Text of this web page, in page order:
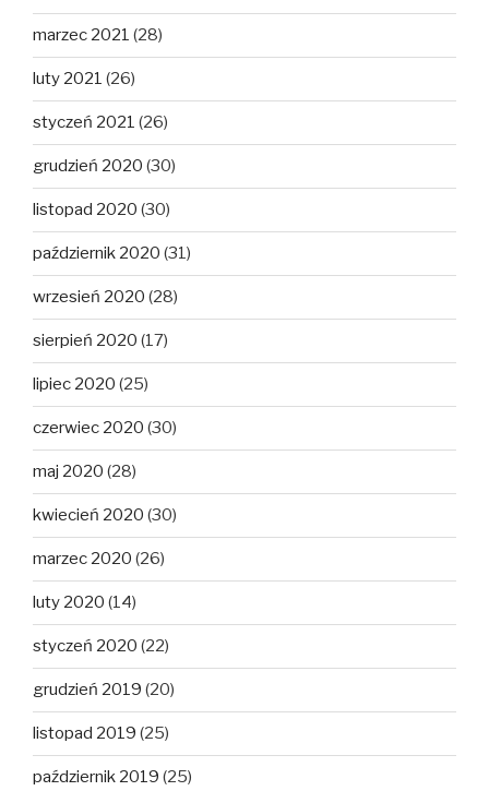
marzec 2021 (28)
luty 2021 (26)
styczeń 2021 (26)
grudzień 2020 (30)
listopad 2020 (30)
październik 2020 (31)
wrzesień 2020 (28)
sierpień 2020 (17)
lipiec 2020 (25)
czerwiec 2020 (30)
maj 2020 (28)
kwiecień 2020 (30)
marzec 2020 (26)
luty 2020 (14)
styczeń 2020 (22)
grudzień 2019 (20)
listopad 2019 (25)
październik 2019 (25)